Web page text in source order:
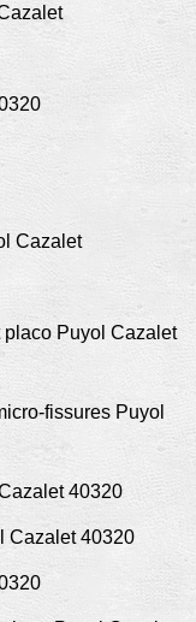
Cazalet
Puyol Cazalet
fissures Puyol
40320
Cazalet 40320